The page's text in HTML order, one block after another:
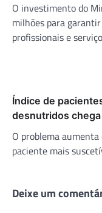
O investimento do
milhões para
profissionais e
Índice de
desnutridos chega
O problema
paciente mais
Deixe um